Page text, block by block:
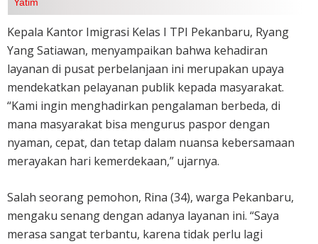
Kepala Kantor Imigrasi Kelas I TPI Pekanbaru, Ryang
Yang Satiawan, menyampaikan bahwa kehadiran
layanan di pusat perbelanjaan ini merupakan upaya
mendekatkan pelayanan publik kepada masyarakat.
“Kami ingin menghadirkan pengalaman berbeda, di
mana masyarakat bisa mengurus paspor dengan
nyaman, cepat, dan tetap dalam nuansa kebersamaan
merayakan hari kemerdekaan,” ujarnya.
Salah seorang pemohon, Rina (34), warga Pekanbaru,
mengaku senang dengan adanya layanan ini. “Saya
merasa sangat terbantu, karena tidak perlu lagi